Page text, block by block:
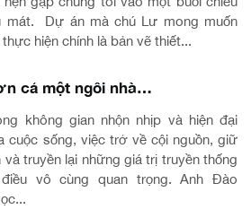
mát. Dự án mà chú Lư mong muốn
thực hiện chính là bản vẽ thiết...
cả một ngôi nhà…
không gian nhộn nhịp và hiện đại
cuộc sống, việc trở về cội nguồn, giữ
và truyền lại những giá trị truyền thống
vô cùng quan trọng. Anh Đào